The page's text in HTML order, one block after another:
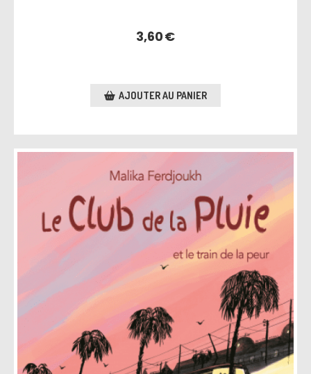
3,60€
AJOUTER AU PANIER